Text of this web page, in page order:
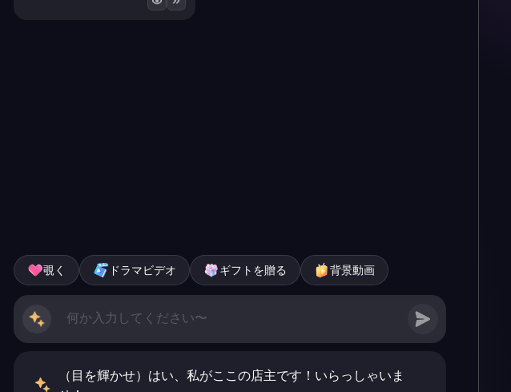
覗く ドラマビデオ ギフトを贈る 背景動画
（目を輝かせ）はい、私がここの店主です！いらっしゃいま